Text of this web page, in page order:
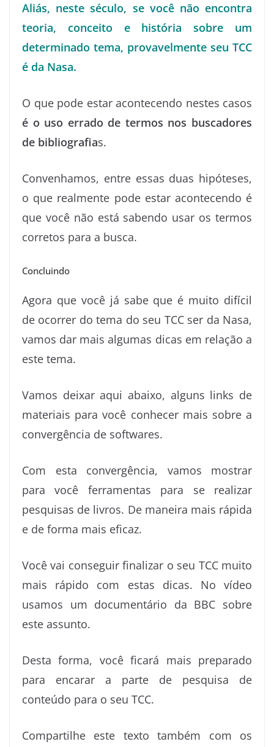
Aliás, neste século, se você não encontra
teoria, conceito e história sobre um
determinado tema, provavelmente seu TCC
é da Nasa.
O que pode estar acontecendo nestes casos
é o uso errado de termos nos buscadores
de bibliografias.
Convenhamos, entre essas duas hipóteses,
o que realmente pode estar acontecendo é
que você não está sabendo usar os termos
corretos para a busca.
Concluindo
Agora que você já sabe que é muito difícil
de ocorrer do tema do seu TCC ser da Nasa,
vamos dar mais algumas dicas em relação a
este tema.
Vamos deixar aqui abaixo, alguns links de
materiais para você conhecer mais sobre a
convergência de softwares.
Com esta convergência, vamos mostrar
para você ferramentas para se realizar
pesquisas de livros. De maneira mais rápida
e de forma mais eficaz.
Você vai conseguir finalizar o seu TCC muito
mais rápido com estas dicas. No vídeo
usamos um documentário da BBC sobre
este assunto.
Desta forma, você ficará mais preparado
para encarar a parte de pesquisa de
conteúdo para o seu TCC.
Compartilhe este texto também com os